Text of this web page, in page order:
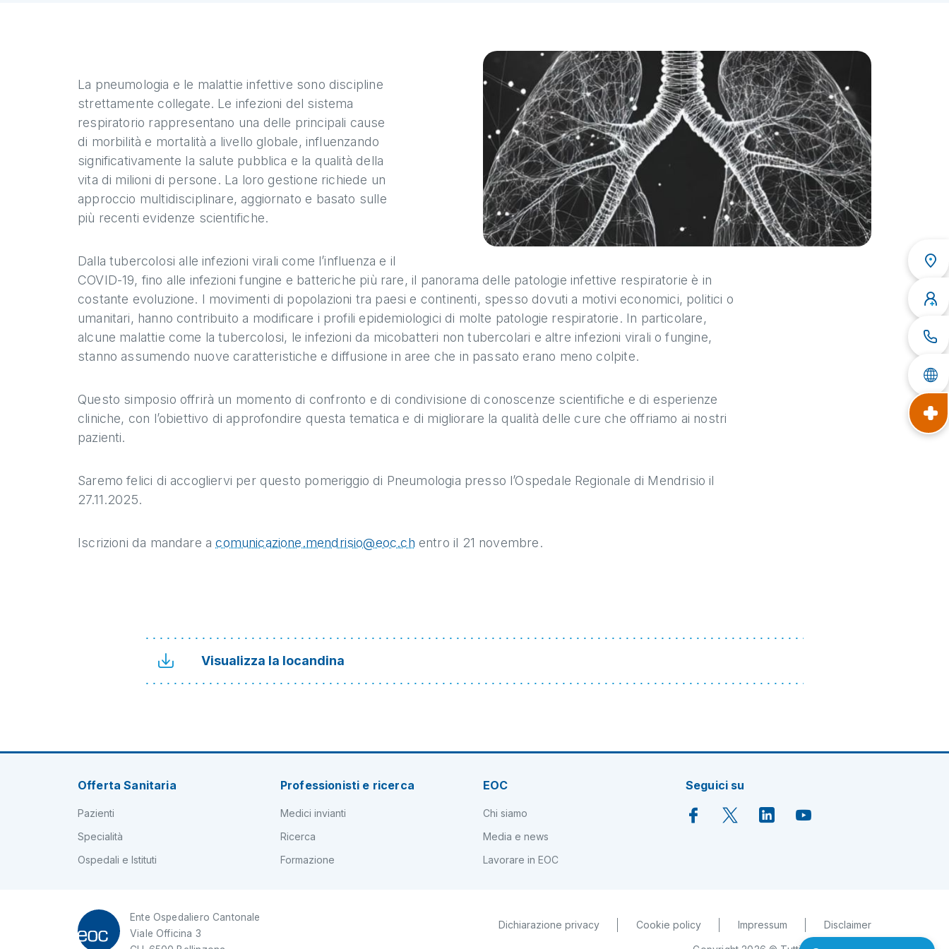
La pneumologia e le malattie infettive sono discipline
strettamente collegate. Le infezioni del sistema
respiratorio rappresentano una delle principali cause
di morbilità e mortalità a livello globale, influenzando
significativamente la salute pubblica e la qualità della
vita di milioni di persone. La loro gestione richiede un
approccio multidisciplinare, aggiornato e basato sulle
più recenti evidenze scientifiche.
Dalla tubercolosi alle infezioni virali come l’influenza e il
COVID-19, fino alle infezioni fungine e batteriche più rare, il panorama delle patologie infettive respiratorie è in
costante evoluzione. I movimenti di popolazioni tra paesi e continenti, spesso dovuti a motivi economici, politici o
umanitari, hanno contribuito a modificare i profili epidemiologici di molte patologie respiratorie. In particolare,
alcune malattie come la tubercolosi, le infezioni da micobatteri non tubercolari e altre infezioni virali o fungine,
stanno assumendo nuove caratteristiche e diffusione in aree che in passato erano meno colpite.
Questo simposio offrirà un momento di confronto e di condivisione di conoscenze scientifiche e di esperienze
cliniche, con l’obiettivo di approfondire questa tematica e di migliorare la qualità delle cure che offriamo ai nostri
pazienti.
Saremo felici di accogliervi per questo pomeriggio di Pneumologia presso l’Ospedale Regionale di Mendrisio il
27.11.2025.
Iscrizioni da mandare acomunicazione.mendrisio@eoc.ch entro il 21 novembre.
Visualizza la locandina
Offerta Sanitaria
Pazienti
Specialità
Ospedali e Istituti
Professionisti e ricerca
Medici invianti
Ricerca
Formazione
EOC
Chi siamo
Media e news
Lavorare in EOC
Seguici su
Ente Ospedaliero Cantonale
Viale Officina 3
Dichiarazione privacy Cookie policy Impressum Disclaimer